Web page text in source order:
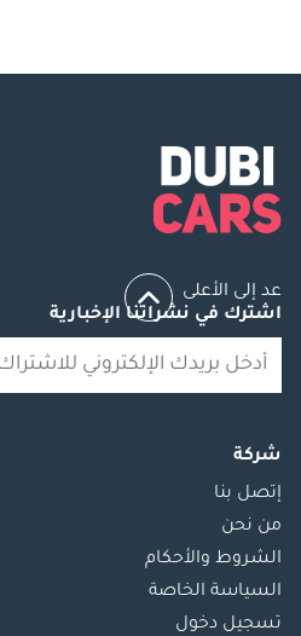
عد إلى الأعلى
اشترك في نشراتنا الإخبارية
شركة
إتصل بنا
من نحن
الشروط والأحكام
السياسة الخاصة
تسجيل دخول